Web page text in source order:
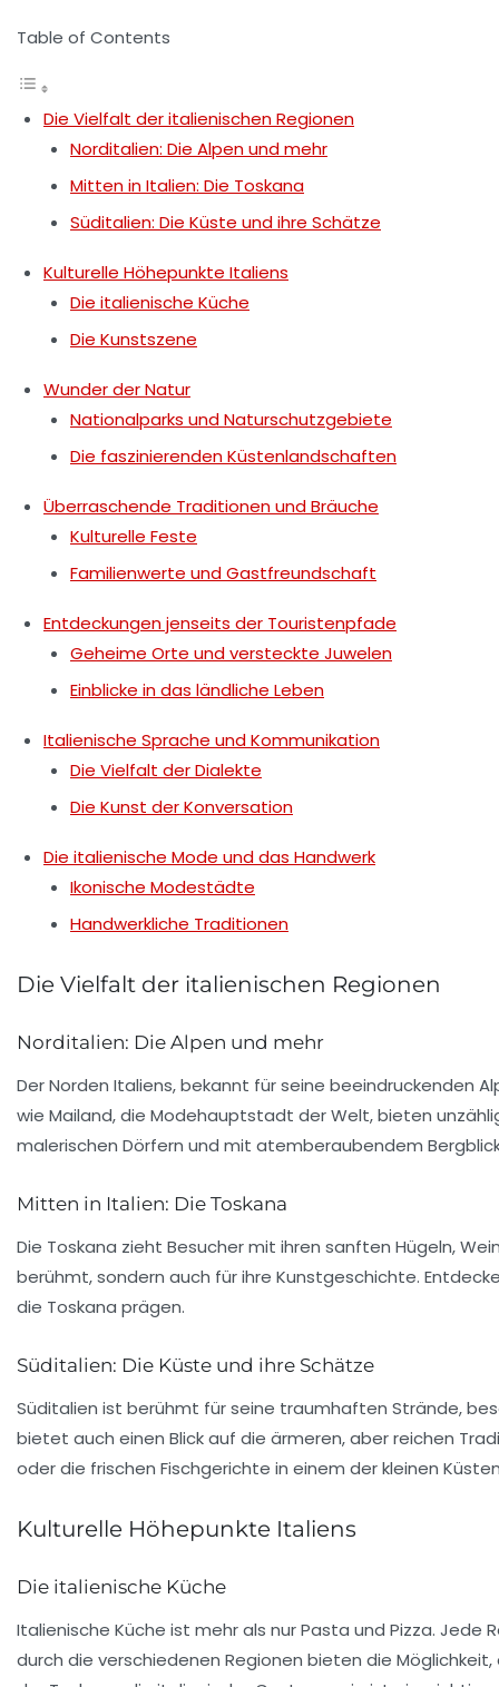
Table of Contents
Die Vielfalt der italienischen Regionen
Norditalien: Die Alpen und mehr
Mitten in Italien: Die Toskana
Süditalien: Die Küste und ihre Schätze
Kulturelle Höhepunkte Italiens
Die italienische Küche
Die Kunstszene
Wunder der Natur
Nationalparks und Naturschutzgebiete
Die faszinierenden Küstenlandschaften
Überraschende Traditionen und Bräuche
Kulturelle Feste
Familienwerte und Gastfreundschaft
Entdeckungen jenseits der Touristenpfade
Geheime Orte und versteckte Juwelen
Einblicke in das ländliche Leben
Italienische Sprache und Kommunikation
Die Vielfalt der Dialekte
Die Kunst der Konversation
Die italienische Mode und das Handwerk
Ikonische Modestädte
Handwerkliche Traditionen
Die Vielfalt der italienischen Regionen
Norditalien: Die Alpen und mehr
Der Norden Italiens, bekannt für seine beeindruckenden
wie Mailand, die Modehauptstadt der Welt, bieten
malerischen Dörfern und mit atemberaubendem
Mitten in Italien: Die Toskana
Die Toskana zieht Besucher mit ihren sanften Hügeln,
berühmt, sondern auch für ihre Kunstgeschichte.
die Toskana prägen.
Süditalien: Die Küste und ihre Schätze
Süditalien ist berühmt für seine traumhaften Strände,
bietet auch einen Blick auf die ärmeren, aber reichen
oder die frischen Fischgerichte in einem der kleinen
Kulturelle Höhepunkte Italiens
Die italienische Küche
Italienische Küche ist mehr als nur Pasta und Pizza. Jede
durch die verschiedenen Regionen bieten die